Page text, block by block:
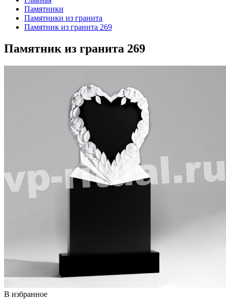
Памятники
Памятники из гранита
Памятник из гранита 269
Памятник из гранита 269
В избранное